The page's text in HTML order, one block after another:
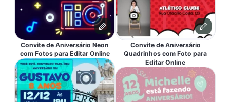
Convite de Aniversário Neon
com Fotos para Editar Online
Convite de Aniversário
Quadrinhos com Foto para
Editar Online